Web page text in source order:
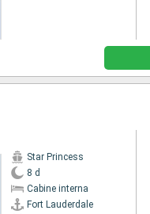
Star Princess
8 d
Cabine interna
Fort Lauderdale